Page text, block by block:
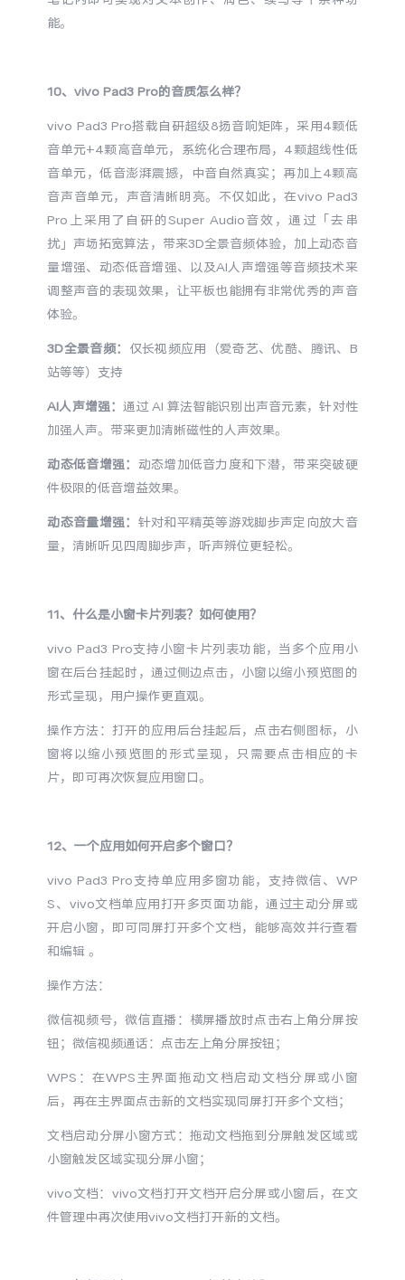
能。
10、vivo Pad3 Pro的音质怎么样？
vivo Pad3 Pro搭载自研超级8扬音响矩阵，采用4颗低
音单元+4颗高音单元，系统化合理布局，4颗超线性低
音单元，低音澎湃震撼，中音自然真实；再加上4颗高
音声音单元，声音清晰明亮。不仅如此，在vivo Pad3
Pro上采用了自研的Super Audio音效，通过「去串
扰」声场拓宽算法，带来3D全景音频体验，加上动态音
量增强、动态低音增强、以及AI人声增强等音频技术来
调整声音的表现效果，让平板也能拥有非常优秀的声音
体验。
3D全景音频： 仅长视频应用（爱奇艺、优酷、腾讯、B
站等等）支持
AI人声增强： 通过 AI 算法智能识别出声音元素，针对性
加强人声。带来更加清晰磁性的人声效果。
动态低音增强： 动态增加低音力度和下潜，带来突破硬
件极限的低音增益效果。
动态音量增强： 针对和平精英等游戏脚步声定向放大音
量，清晰听见四周脚步声，听声辨位更轻松。
11、什么是小窗卡片列表？如何使用？
vivo Pad3 Pro支持小窗卡片列表功能，当多个应用小
窗在后台挂起时，通过侧边点击，小窗以缩小预览图的
形式呈现，用户操作更直观。
操作方法：打开的应用后台挂起后，点击右侧图标，小
窗将以缩小预览图的形式呈现，只需要点击相应的卡
片，即可再次恢复应用窗口。
12、一个应用如何开启多个窗口？
vivo Pad3 Pro支持单应用多窗功能，支持微信、WP
S、vivo文档单应用打开多页面功能，通过主动分屏或
开启小窗，即可同屏打开多个文档，能够高效并行查看
和编辑 。
操作方法：
微信视频号，微信直播：横屏播放时点击右上角分屏按
钮；微信视频通话：点击左上角分屏按钮；
WPS：在WPS主界面拖动文档启动文档分屏或小窗
后，再在主界面点击新的文档实现同屏打开多个文档；
文档启动分屏小窗方式：拖动文档拖到分屏触发区域或
小窗触发区域实现分屏小窗；
vivo文档：vivo文档打开文档开启分屏或小窗后，在文
件管理中再次使用vivo文档打开新的文档。